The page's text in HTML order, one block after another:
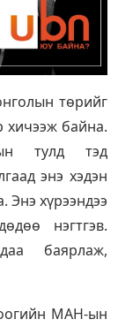
төрийг
хичээж байна.
тулд тэд
энэ хэдэн
Энэ хүрээндээ
нэгтгэв.
баярлаж,
МАН-ын